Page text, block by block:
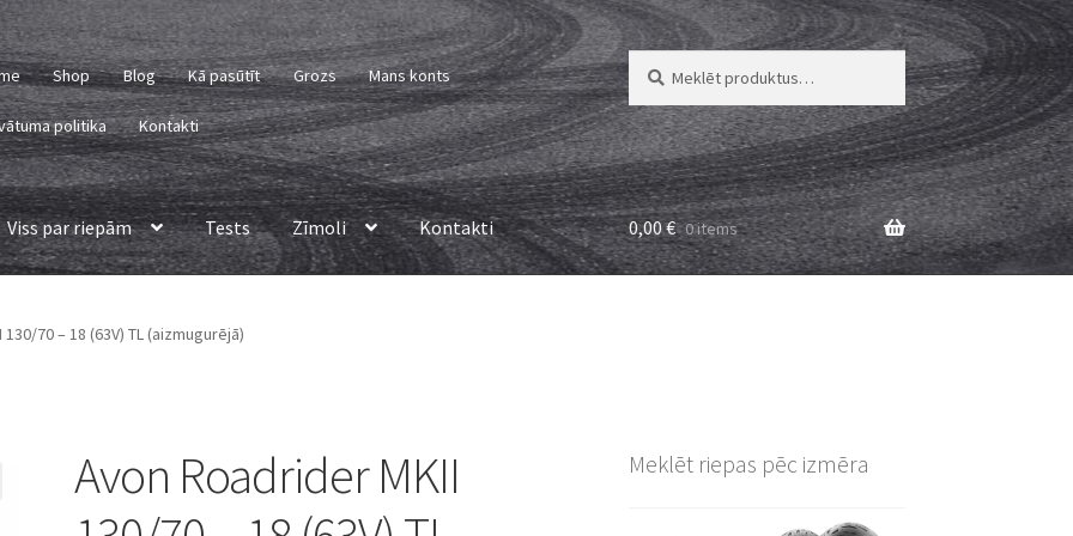
Shop Blog Kā pasūtīt Grozs Mans konts
politika Kontakti
Meklēt:
Meklēt
Viss par riepām Tests Zīmoli Kontakti 0,00€ 0 items
70 – 18 (63V) TL (aizmugurējā)
Avon Roadrider MKII
Meklēt riepas pēc izmēra